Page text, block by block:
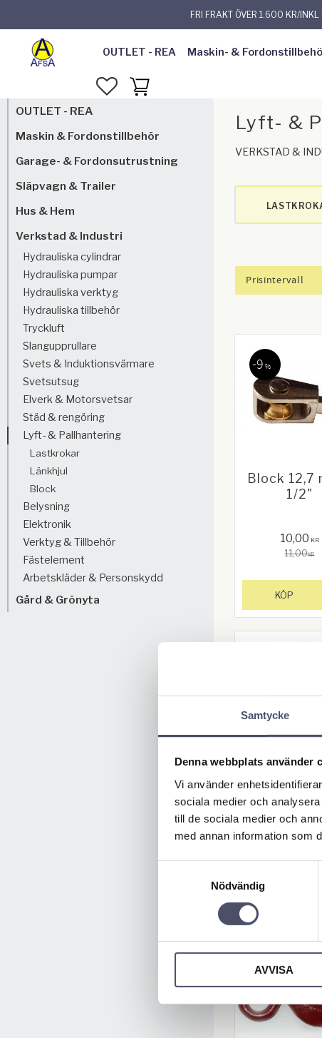
Samtycke
Denna webbplats använder
Vi använder
sociala medier och
till de sociala medier och
med annan information som
Nödvändig
AVVISA
FRI FRAKT ÖVER 1.600 KR/INKL
OUTLET - REA Maskin- &
FAVORITER
KUNDVAGN
Lyft- &
VERKSTAD &
Prisintervall
Block 12,7
1/2"
10,00 KR
11,00KR
9 %
KÖP
r 50kg
Länkhjul
Hjuldiameter:
höjd: 105mm.
Avstånd mellan
40,00KR
OUTLET - REA
Maskin & Fordonstillbehör
Garage- & Fordonsutrustning
Släpvagn & Trailer
Hus & Hem
Verkstad & Industri
Hydrauliska cylindrar
Hydrauliska pumpar
Hydrauliska verktyg
Hydrauliska tillbehör
Tryckluft
Slangupprullare
Svets & Induktionsvärmare
Svetsutsug
Elverk & Motorsvetsar
Städ & rengöring
Lyft- & Pallhantering
Lastkrokar
Länkhjul
Block
Belysning
Elektronik
Verktyg & Tillbehör
Fästelement
Arbetskläder & Personskydd
Gård & Grönyta